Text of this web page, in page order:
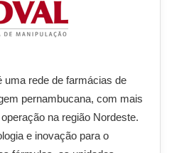
uma rede de farmácias de
pernambucana, com mais
na região Nordeste.
e inovação para o